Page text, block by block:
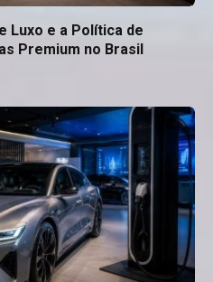
Luxo e a Política de
Premium no Brasil